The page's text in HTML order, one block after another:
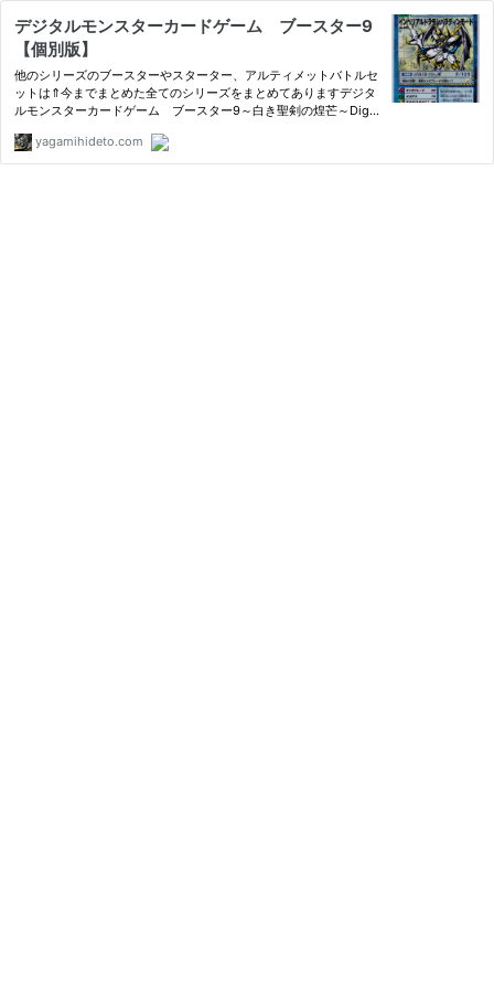
デジタルモンスターカードゲーム ブースター9
【個別版】
他のシリーズのブースターやスターター、アルティメットバトルセ
ットは⇑今までまとめた全てのシリーズをまとめてありますデジタ
ルモンスターカードゲーム ブースター9～白き聖剣の煌芒～Digit
yagamihideto.com